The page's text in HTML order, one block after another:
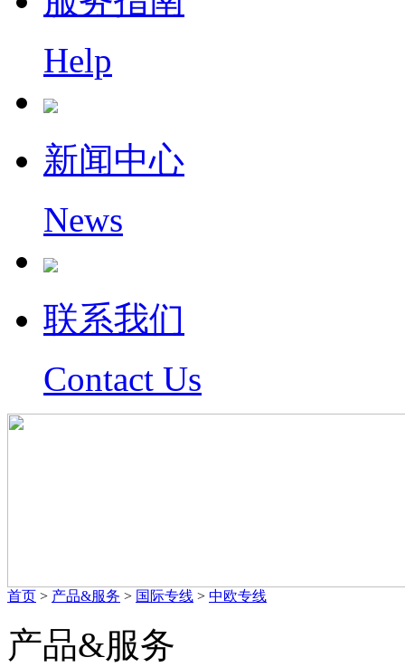
Help
新闻中心
News
联系我们
Contact Us
首页 > 产品&服务 > 国际专线 > 中欧专线
产品&服务